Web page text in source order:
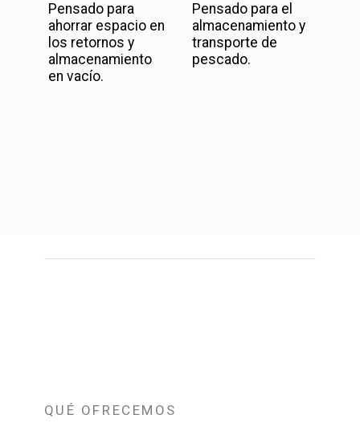
Pensado para
ahorrar espacio en
los retornos y
almacenamiento
en vacío.
Pensado para el
almacenamiento y
transporte de
pescado.
QUÉ OFRECEMOS